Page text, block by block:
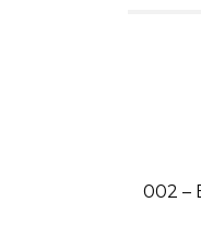
002 –